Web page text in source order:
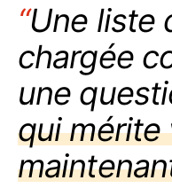
“Une
mériter
vous aide
lancer la lecture.”